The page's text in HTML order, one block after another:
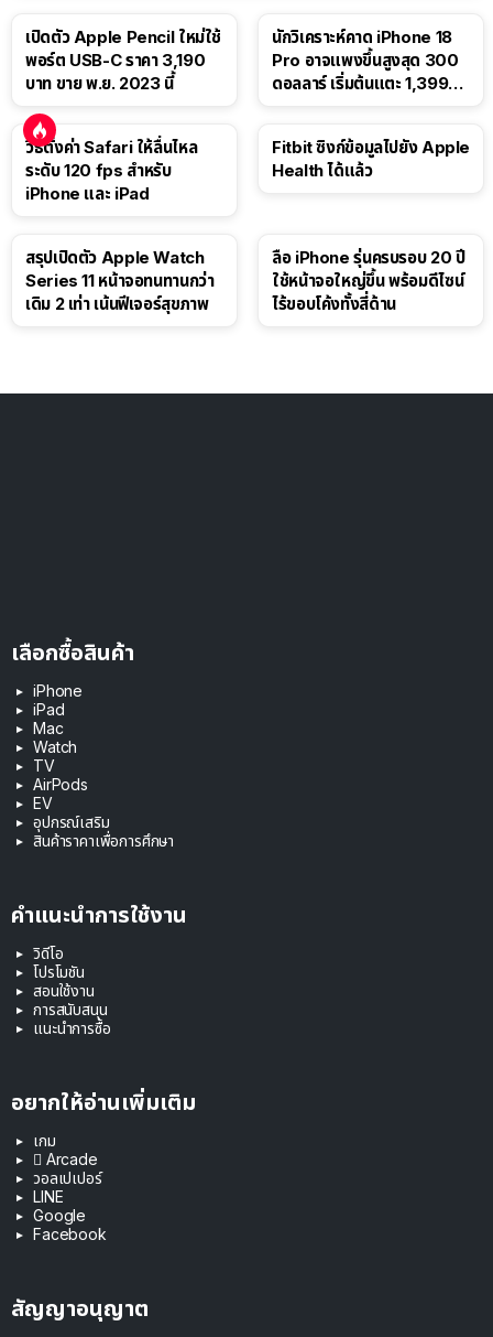
เปิดตัว Apple Pencil ใหม่ใช้
พอร์ต USB-C ราคา 3,190
บาท ขาย พ.ย. 2023 นี้
นักวิเคราะห์คาด iPhone 18
Pro อาจแพงขึ้นสูงสุด 300
ดอลลาร์ เริ่มต้นแตะ 1,399
วิธีตั้งค่า Safari ให้ลื่นไหล
ระดับ 120 fps สำหรับ
iPhone และ iPad
Fitbit ซิงก์ข้อมูลไปยัง Apple
Health ได้แล้ว
สรุปเปิดตัว Apple Watch
Series 11 หน้าจอทนทานกว่า
เดิม 2 เท่า เน้นฟีเจอร์สุขภาพ
ลือ iPhone รุ่นครบรอบ 20 ปี
ใช้หน้าจอใหญ่ขึ้น พร้อมดีไซน์
ไร้ขอบโค้งทั้งสี่ด้าน
เลือกซื้อสินค้า
iPhone
iPad
Mac
Watch
TV
AirPods
EV
อุปกรณ์เสริม
สินค้าราคาเพื่อการศึกษา
คำแนะนำการใช้งาน
วิดีโอ
โปรโมชัน
สอนใช้งาน
การสนับสนุน
แนะนำการซื้อ
อยากให้อ่านเพิ่มเติม
เกม
 Arcade
วอลเปเปอร์
LINE
Google
Facebook
สัญญาอนุญาต